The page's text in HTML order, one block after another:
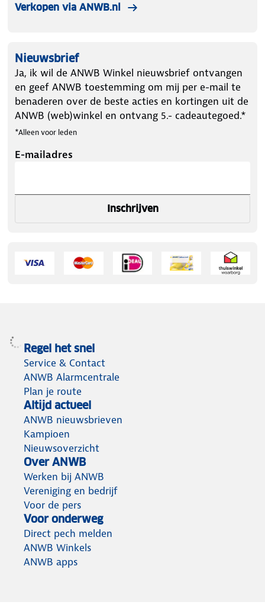
Verkopen via ANWB.nl
Nieuwsbrief
Ja, ik wil de ANWB Winkel nieuwsbrief ontvangen
en geef ANWB toestemming om mij per e-mail te
benaderen over de beste acties en kortingen uit de
ANWB (web)winkel en ontvang 5.- cadeautegoed.*
*Alleen voor leden
E-mailadres
Inschrijven
Regel het snel
Service & Contact
ANWB Alarmcentrale
Plan je route
Altijd actueel
ANWB nieuwsbrieven
Kampioen
Nieuwsoverzicht
Over ANWB
Werken bij ANWB
Vereniging en bedrijf
Voor de pers
Voor onderweg
Direct pech melden
ANWB Winkels
ANWB apps